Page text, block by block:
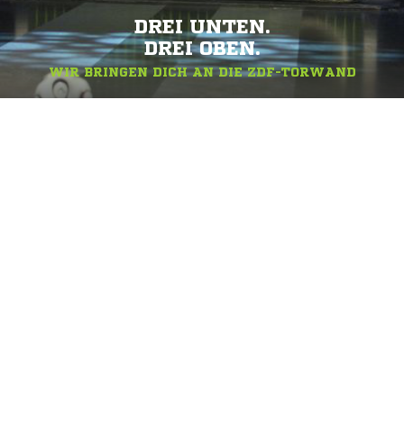
DREI UNTEN.
DREI OBEN.
WIR BRINGEN DICH AN DIE ZDF-TORWAND